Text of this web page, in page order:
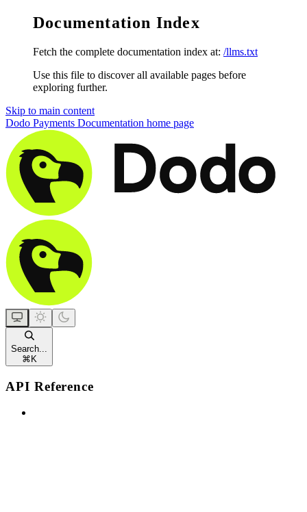
Documentation Index
Fetch the complete documentation index at: /llms.txt
Use this file to discover all available pages before
exploring further.
Skip to main content
Dodo Payments Documentation home page
Search...
⌘ K
API Reference